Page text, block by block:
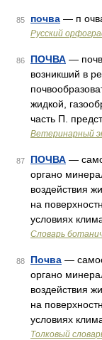
85 почва — п
Русский
86 ПОЧВА —
возникший в
жидкой,
часть П.
Ветеринарный
87 ПОЧВА —
органо
воздействия
на
условиях
Словарь
88 Почва —
органо
воздействия
на
условиях
Толковый